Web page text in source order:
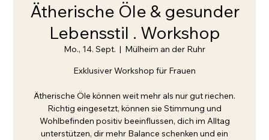
Ätherische Öle & gesunder
Lebensstil . Workshop
Mo., 14. Sept.
  |
Mülheim an der Ruhr
Exklusiver Workshop für Frauen
Ätherische Öle können weit mehr als nur gut riechen.
Richtig eingesetzt, können sie Stimmung und
Wohlbefinden positiv beeinflussen, dich im Alltag
unterstützen, dir mehr Balance schenken und ein